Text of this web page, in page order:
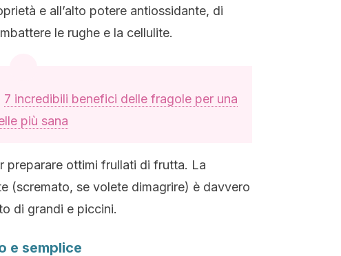
e all’alto potere antiossidante, di
le rughe e la cellulite.
7 incredibili benefici delle fragole per una
più sana
preparare ottimi frullati di frutta. La
(scremato, se volete dimagrire) è davvero
di grandi e piccini.
e semplice